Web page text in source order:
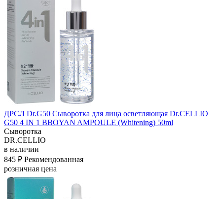
ДРСЛ Dr.G50 Сыворотка для лица осветляющая Dr.CELLIO
G50 4 IN 1 BBOYAN AMPOULE (Whitening) 50ml
Сыворотка
DR.CELLIO
в наличии
845 ₽ Рекомендованная
розничная цена